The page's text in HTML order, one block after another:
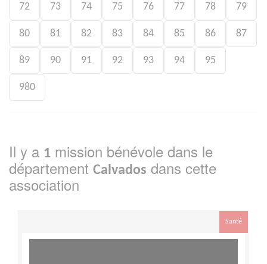
72 73 74 75 76 77 78 79
80 81 82 83 84 85 86 87
89 90 91 92 93 94 95
980
Il y a 1 mission bénévole dans le
département Calvados dans cette
association
Santé